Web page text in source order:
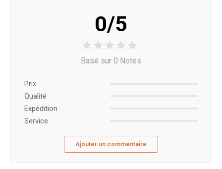
0/5
Basé sur 0 Notes
Prix ​​
Qualité
Expédition
Service
Ajouter un commentaire